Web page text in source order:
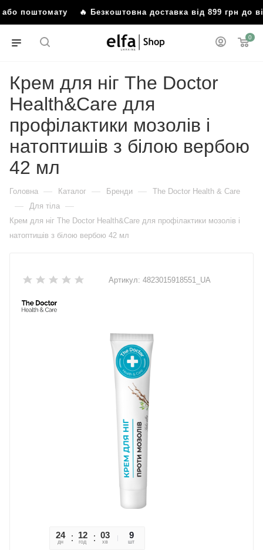
або поштомату 🔥 Безкоштовна доставка від 899 грн до
0
Крем для ніг The Doctor
Health&Care для
профілактики мозолів і
натоптишів з білою вербою
42 мл
Головна — Каталог — Бренди — The Doctor Health & Care
— Для тіла —
Крем для ніг The Doctor Health&Care для профілактики мозолів і
натоптишів з білою вербою 42 мл
Артикул: 4823015918551_UA
24
дн
12
год
03
хв
29
сек
9
шт